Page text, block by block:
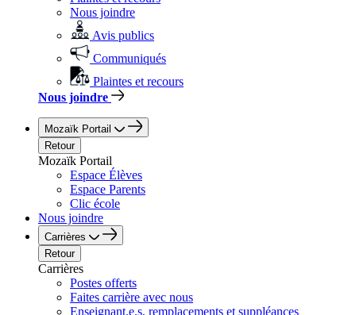
Nous joindre
Avis publics
Communiqués
Plaintes et recours
Nous joindre
Mozaïk Portail
Retour
Mozaïk Portail
Espace Élèves
Espace Parents
Clic école
Nous joindre
Carrières
Retour
Carrières
Postes offerts
Faites carrière avec nous
Enseignant.e.s, remplacements et suppléances